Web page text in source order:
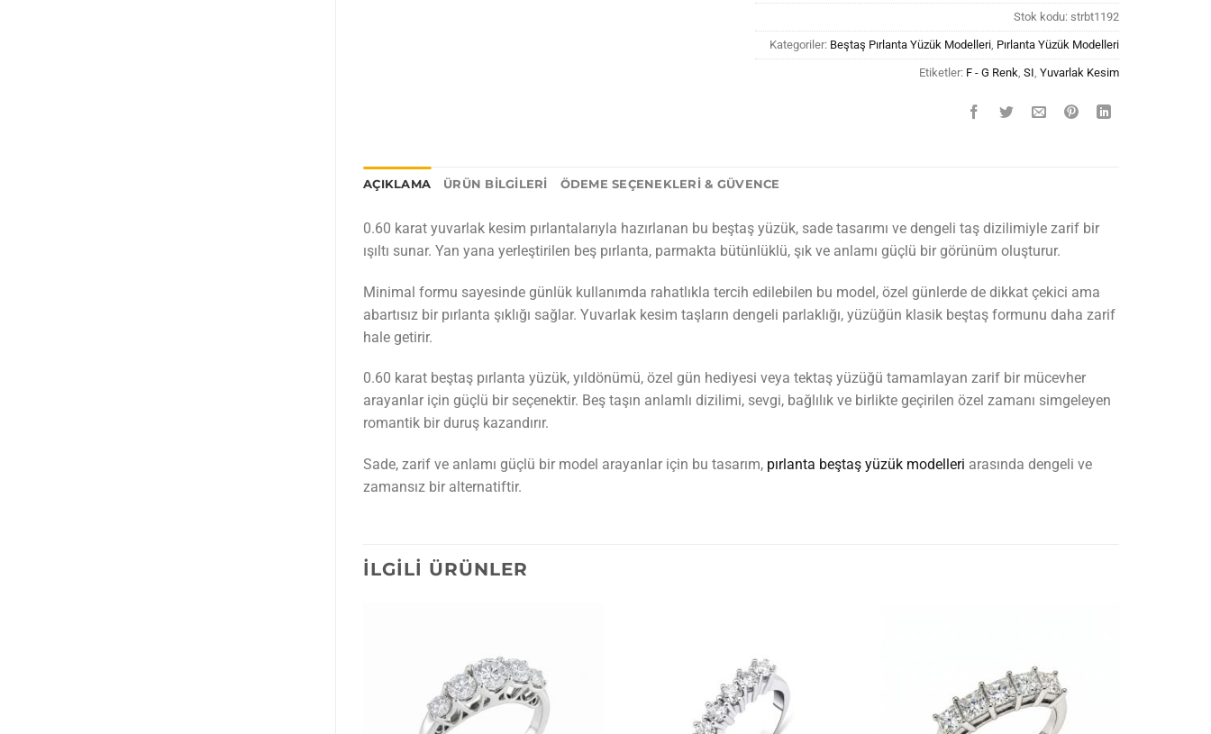
Stok kodu: strbt1192
Kategoriler: Beştaş Pırlanta Yüzük Modelleri Pırlanta Yüzük Modelleri
Etiketler: F - G Renk SI Yuvarlak Kesim
AÇIKLAMA ÜRÜN BILGILERI ÖDEME SEÇENEKLERI & GÜVENCE
0.60 karat yuvarlak kesim pırlantalarıyla hazırlanan bu beştaş yüzük, sade tasarımı ve dengeli taş dizilimiyle zarif bir
ışıltı sunar. Yan yana yerleştirilen beş pırlanta, parmakta bütünlüklü, şık ve anlamı güçlü bir görünüm oluşturur.
Minimal formu sayesinde günlük kullanımda rahatlıkla tercih edilebilen bu model, özel günlerde de dikkat çekici ama
abartısız bir pırlanta şıklığı sağlar. Yuvarlak kesim taşların dengeli parlaklığı, yüzüğün klasik beştaş formunu daha zarif
hale getirir.
0.60 karat beştaş pırlanta yüzük, yıldönümü, özel gün hediyesi veya tektaş yüzüğü tamamlayan zarif bir mücevher
arayanlar için güçlü bir seçenektir. Beş taşın anlamlı dizilimi, sevgi, bağlılık ve birlikte geçirilen özel zamanı simgeleyen
romantik bir duruş kazandırır.
Sade, zarif ve anlamı güçlü bir model arayanlar için bu tasarım, pırlanta beştaş yüzük modelleri arasında dengeli ve
zamansız bir alternatiftir.
İLGILI ÜRÜNLER
listesine